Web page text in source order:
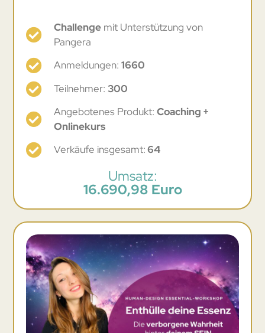
Challenge mit Unterstützung von
Pangera
Anmeldungen:1660
Teilnehmer:300
Angebotenes Produkt:Coaching +
Onlinekurs
Verkäufe insgesamt:64
Umsatz:
16.690,98 Euro